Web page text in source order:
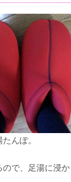
んぽ。
で、足湯に浸